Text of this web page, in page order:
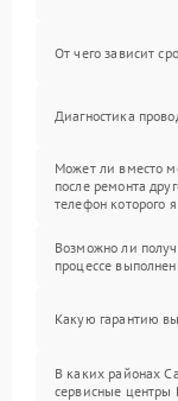
От чего зависит
Диагностика
Может ли вместо
после ремонта
телефон которого
Возможно ли
процессе
Какую гарантию
В каких районах
сервисные центры